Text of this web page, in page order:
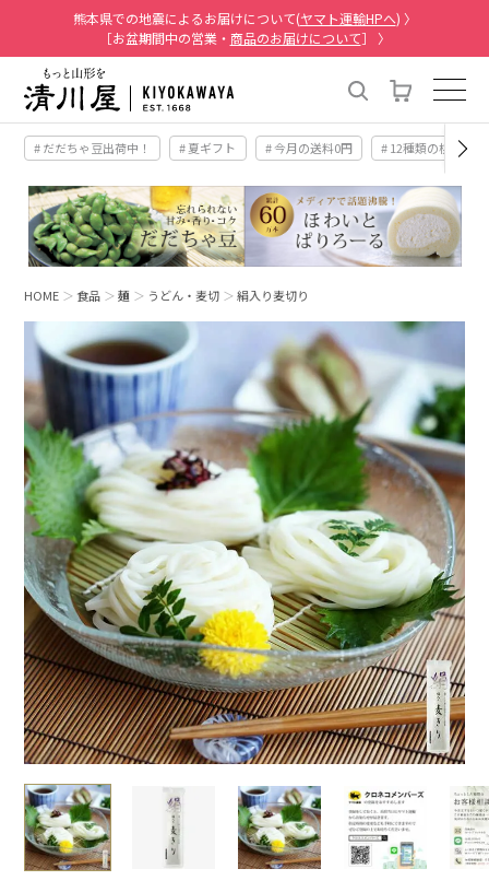
熊本県での地震によるお届けについて(ヤマト運輸HPへ) 〉
［お盆期間中の営業・ 商品のお届けについて］ 〉
# だだちゃ豆出荷中！ # 夏ギフト # 今月の送料0円 # 12種類の桃
HOME 食品 麺 うどん・麦切 絹入り麦切り